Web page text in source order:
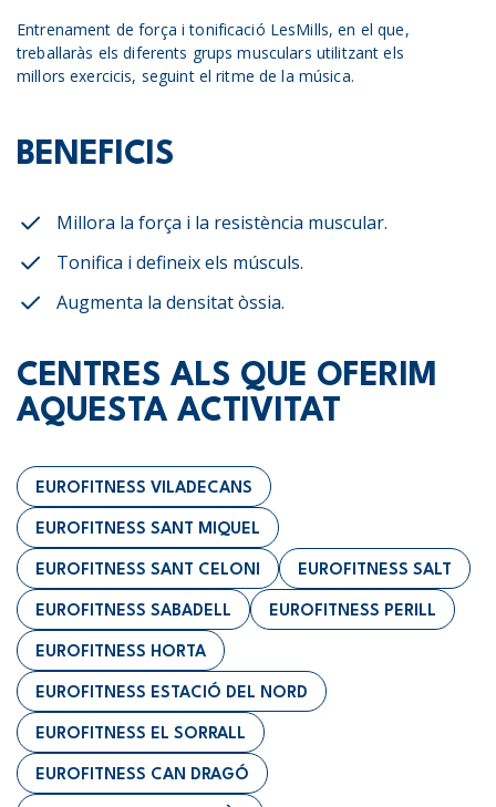
Entrenament de força i tonificació LesMills, en el que,
treballaràs els diferents grups musculars utilitzant els
millors exercicis, seguint el ritme de la música.
BENEFICIS
Millora la força i la resistència muscular.
Tonifica i defineix els músculs.
Augmenta la densitat òssia.
CENTRES ALS QUE OFERIM
AQUESTA ACTIVITAT
EUROFITNESS VILADECANS
EUROFITNESS SANT MIQUEL
EUROFITNESS SANT CELONI EUROFITNESS SALT
EUROFITNESS SABADELL EUROFITNESS PERILL
EUROFITNESS HORTA
EUROFITNESS ESTACIÓ DEL NORD
EUROFITNESS EL SORRALL
EUROFITNESS CAN DRAGÓ